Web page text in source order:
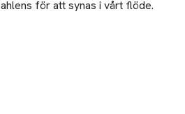
lockar och vågor med hållbar
för att synas i vårt flöde.